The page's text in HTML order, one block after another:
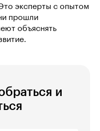
эксперты с опытом
прошли
объяснять
и